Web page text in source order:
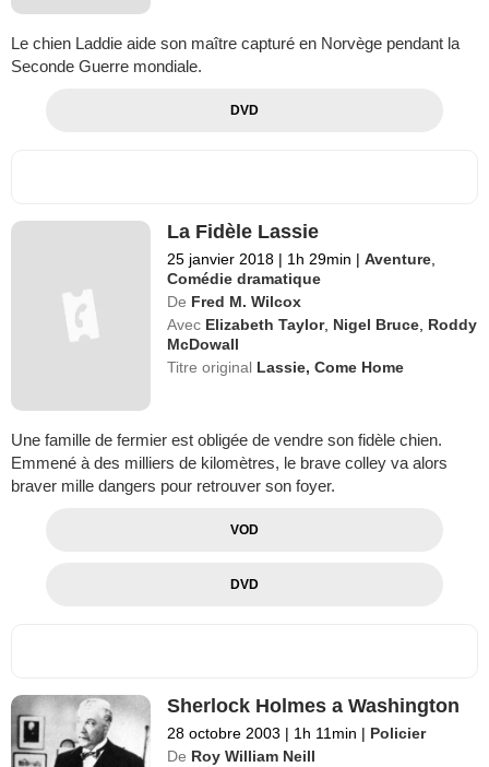
Le chien Laddie aide son maître capturé en Norvège pendant la
Seconde Guerre mondiale.
DVD
La Fidèle Lassie
25 janvier 2018 | 1h 29min | Aventure
Comédie dramatique
De Fred M. Wilcox
Avec Elizabeth Taylor, Nigel Bruce Roddy
McDowall
Titre original Lassie, Come Home
Une famille de fermier est obligée de vendre son fidèle chien.
Emmené à des milliers de kilomètres, le brave colley va alors
braver mille dangers pour retrouver son foyer.
VOD
DVD
Sherlock Holmes a Washington
28 octobre 2003 | 1h 11min | Policier
De Roy William Neill